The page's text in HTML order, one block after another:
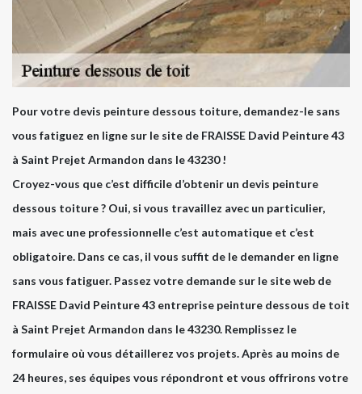
Pour votre devis peinture dessous toiture, demandez-le sans
vous fatiguez en ligne sur le site de FRAISSE David Peinture 43
à Saint Prejet Armandon dans le 43230 !
Croyez-vous que c’est difficile d’obtenir un devis peinture
dessous toiture ? Oui, si vous travaillez avec un particulier,
mais avec une professionnelle c’est automatique et c’est
obligatoire. Dans ce cas, il vous suffit de le demander en ligne
sans vous fatiguer. Passez votre demande sur le site web de
FRAISSE David Peinture 43 entreprise peinture dessous de toit
à Saint Prejet Armandon dans le 43230. Remplissez le
formulaire où vous détaillerez vos projets. Après au moins de
24 heures, ses équipes vous répondront et vous offrirons votre